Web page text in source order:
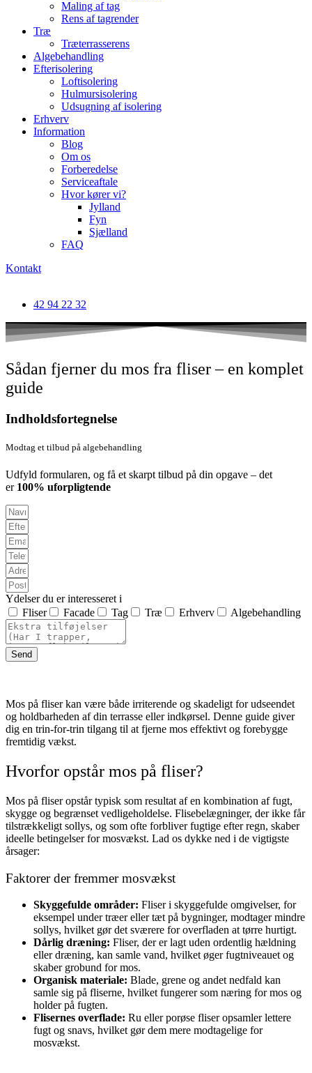
Maling af tag
Rens af tagrender
Træ
Træterrasserens
Algebehandling
Efterisolering
Loftisolering
Hulmursisolering
Udsugning af isolering
Erhverv
Information
Blog
Om os
Forberedelse
Serviceaftale
Hvor kører vi?
Jylland
Fyn
Sjælland
FAQ
Kontakt
42 94 22 32
Sådan fjerner du mos fra fliser – en komplet
guide
Indholdsfortegnelse
Modtag et tilbud på algebehandling
Udfyld formularen, og få et skarpt tilbud på din opgave – det
er 100% uforpligtende
Ydelser du er interesseret i
Fliser
Facade Tag Træ Erhverv Algebehandling
Send
Mos på fliser kan være både irriterende og skadeligt for udseendet
og holdbarheden af din terrasse eller indkørsel. Denne guide giver
dig en trin-for-trin tilgang til at fjerne mos effektivt og forebygge
fremtidig vækst.
Hvorfor opstår mos på fliser?
Mos på fliser opstår typisk som resultat af en kombination af fugt,
skygge og begrænset vedligeholdelse. Flisebelægninger, der ikke får
tilstrækkeligt sollys, og som ofte forbliver fugtige efter regn, skaber
ideelle betingelser for mosvækst. Lad os dykke ned i de vigtigste
årsager:
Faktorer der fremmer mosvækst
Skyggefulde områder: Fliser i skyggefulde omgivelser, for
eksempel under træer eller tæt på bygninger, modtager mindre
sollys, hvilket gør det sværere for overfladen at tørre hurtigt.
Dårlig dræning: Fliser, der er lagt uden ordentlig hældning
eller dræning, kan samle vand, hvilket øger fugtniveauet og
skaber grobund for mos.
Organisk materiale: Blade, grene og andet nedfald kan
samle sig på fliserne, hvilket fungerer som næring for mos og
holder på fugten.
Flisernes overflade: Ru eller porøse fliser opsamler lettere
fugt og snavs, hvilket gør dem mere modtagelige for
mosvækst.